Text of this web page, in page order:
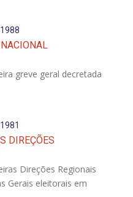
greve geral decretada
DIREÇÕES
Direções Regionais
Gerais eleitorais em